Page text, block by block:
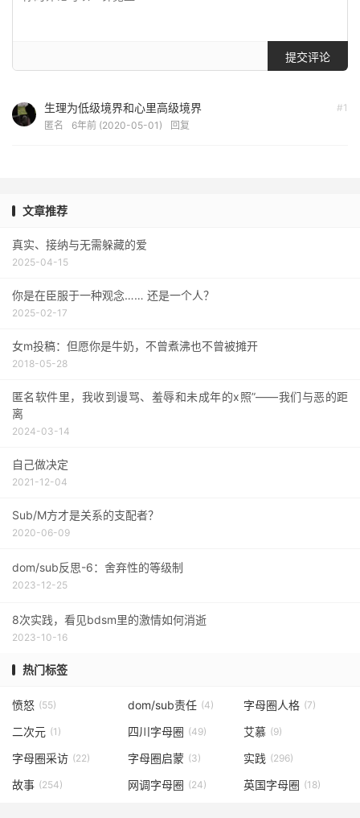
提交评论
#1
生理为低级境界和心里高级境界
匿名 6年前 (2020-05-01) 回复
文章推荐
真实、接纳与无需躲藏的爱
2025-04-15
你是在臣服于一种观念…… 还是一个人？
2025-02-17
女m投稿：但愿你是牛奶，不曾煮沸也不曾被摊开
2018-05-28
匿名软件里，我收到谩骂、羞辱和未成年的x照”——我们与恶的距
离
2024-03-14
自己做决定
2021-12-04
Sub/M方才是关系的支配者？
2020-06-09
dom/sub反思-6：舍弃性的等级制
2023-12-25
8次实践，看见bdsm里的激情如何消逝
2023-10-16
热门标签
愤怒 (55) dom/sub责任 (4) 字母圈人格 (7)
二次元 (1) 四川字母圈 (49) 艾慕 (9)
字母圈采访 (22) 字母圈启蒙 (3) 实践 (296)
故事 (254) 网调字母圈 (24) 英国字母圈 (18)